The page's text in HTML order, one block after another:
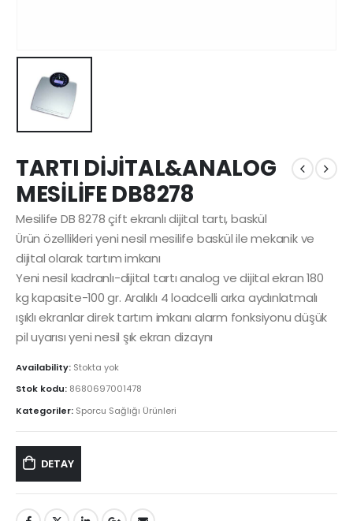
TARTI DİJİTAL&ANALOG
MESİLİFE DB8278
Mesilife DB 8278 çift ekranlı dijital tartı, baskül
Ürün özellikleri yeni nesil mesilife baskül ile mekanik ve
dijital olarak tartım imkanı
Yeni nesil kadranlı-dijital tartı analog ve dijital ekran 180
kg kapasite-100 gr. Aralıklı 4 loadcelli arka aydınlatmalı
ışıklı ekranlar direk tartım imkanı alarm fonksiyonu düşük
pil uyarısı yeni nesil şık ekran dizaynı
Availability: Stokta yok
Stok kodu: 8680697001478
Kategoriler: Sporcu Sağlığı Ürünleri
DETAY